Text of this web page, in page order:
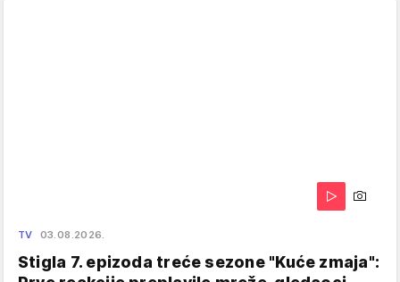
TV 03.08.2026.
Stigla 7. epizoda treće sezone "Kuće zmaja":